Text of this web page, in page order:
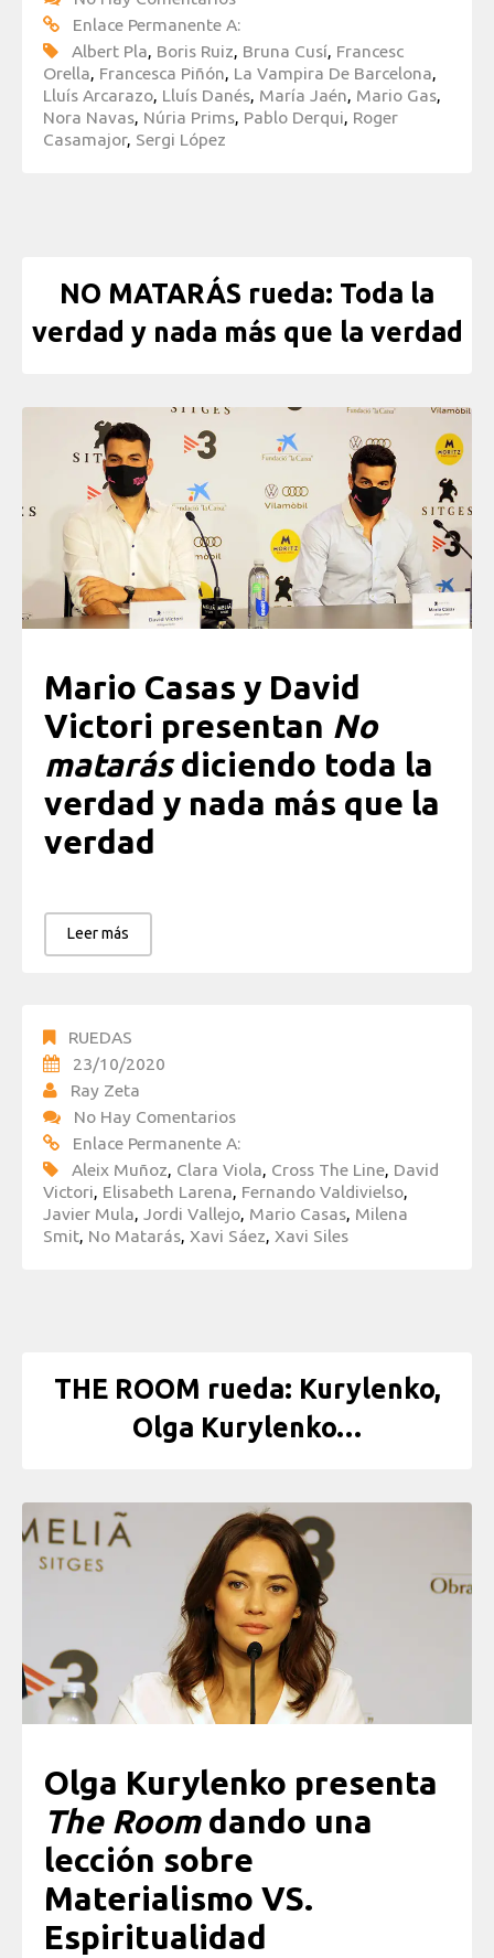
Enlace Permanente A:
Albert Pla, Boris Ruiz, Bruna Cusí, Francesc
Orella, Francesca Piñón, La Vampira De Barcelona,
Lluís Arcarazo, Lluís Danés, María Jaén, Mario Gas,
Nora Navas, Núria Prims, Pablo Derqui, Roger
Casamajor, Sergi López
NO MATARÁS rueda: Toda la
verdad y nada más que la verdad
Mario Casas y David
Victori presentan No
matarásdiciendo toda la
verdad y nada más que la
verdad
Leer más
RUEDAS
23/10/2020
Ray Zeta
No Hay Comentarios
Enlace Permanente A:
Aleix Muñoz Clara Viola Cross The Line David
Victori Elisabeth Larena Fernando Valdivielso
Javier Mula
Jordi Vallejo Mario Casas Milena
Smit No Matarás Xavi Sáez Xavi Siles
THE ROOM rueda: Kurylenko,
Olga Kurylenko…
Olga Kurylenko presenta
The Roomdando una
lección sobre
Materialismo VS.
Espiritualidad